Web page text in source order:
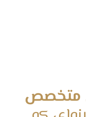
متخصص